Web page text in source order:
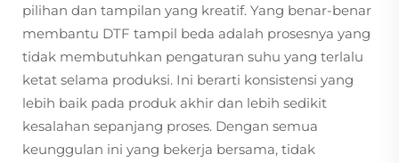
pilihan dan tampilan yang kreatif. Yang benar-benar
membantu DTF tampil beda adalah prosesnya yang
tidak membutuhkan pengaturan suhu yang terlalu
ketat selama produksi. Ini berarti konsistensi yang
lebih baik pada produk akhir dan lebih sedikit
kesalahan sepanjang proses. Dengan semua
keunggulan ini yang bekerja bersama, tidak